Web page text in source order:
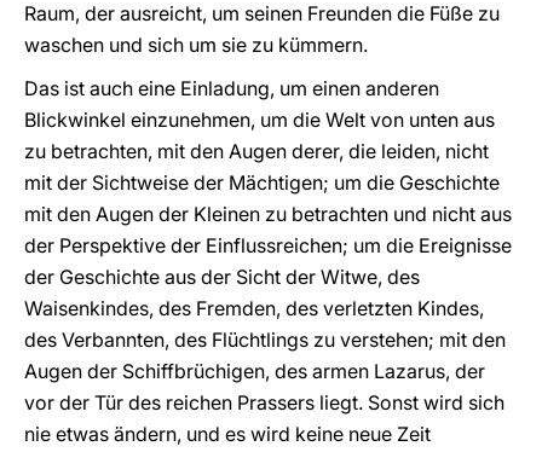
Raum, der ausreicht, um seinen Freunden die Füße zu
waschen und sich um sie zu kümmern.
Das ist auch eine Einladung, um einen anderen
Blickwinkel einzunehmen, um die Welt von unten aus
zu betrachten, mit den Augen derer, die leiden, nicht
mit der Sichtweise der Mächtigen; um die Geschichte
mit den Augen der Kleinen zu betrachten und nicht aus
der Perspektive der Einflussreichen; um die Ereignisse
der Geschichte aus der Sicht der Witwe, des
Waisenkindes, des Fremden, des verletzten Kindes,
des Verbannten, des Flüchtlings zu verstehen; mit den
Augen der Schiffbrüchigen, des armen Lazarus, der
vor der Tür des reichen Prassers liegt. Sonst wird sich
nie etwas ändern, und es wird keine neue Zeit